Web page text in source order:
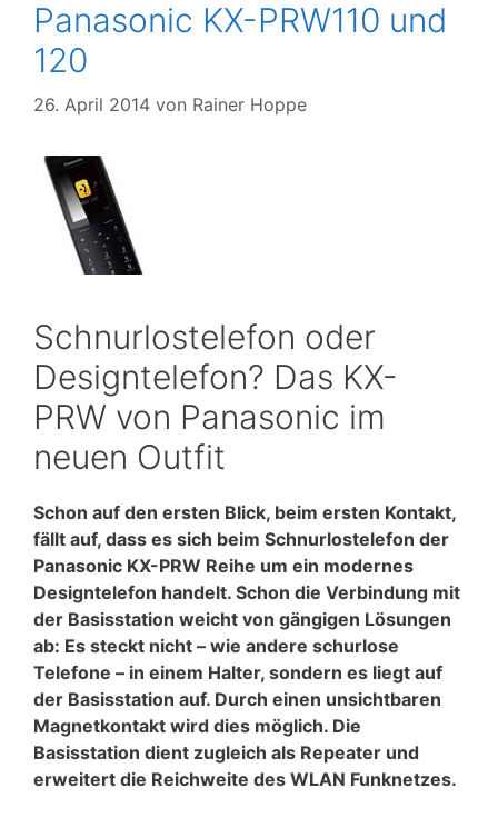
Panasonic KX-PRW110 und
120
26. April 2014 von Rainer Hoppe
Schnurlostelefon oder
Designtelefon? Das KX-
PRW von Panasonic im
neuen Outfit
Schon auf den ersten Blick, beim ersten Kontakt,
fällt auf, dass es sich beim Schnurlostelefon der
Panasonic KX-PRW Reihe um ein modernes
Designtelefon handelt. Schon die Verbindung mit
der Basisstation weicht von gängigen Lösungen
ab: Es steckt nicht – wie andere schurlose
Telefone – in einem Halter, sondern es liegt auf
der Basisstation auf. Durch einen unsichtbaren
Magnetkontakt wird dies möglich. Die
Basisstation dient zugleich als Repeater und
erweitert die Reichweite des WLAN Funknetzes.